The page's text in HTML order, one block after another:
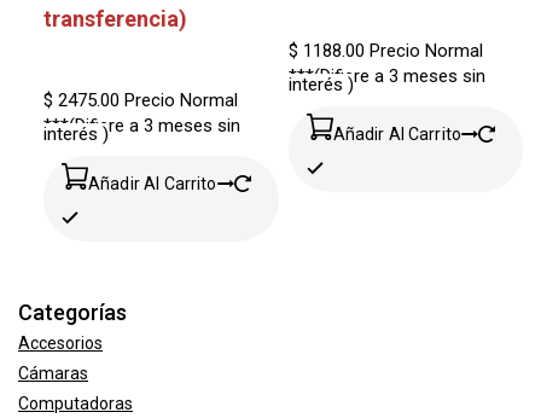
transferencia)
$ 2475.00 Precio Normal
***(Difiere a 3 meses sin
interés )
Añadir Al Carrito
$ 1188.00 Precio Normal
***(Difiere a 3 meses sin
interés )
Añadir Al Carrito
Categorías
Accesorios
Cámaras
Computadoras